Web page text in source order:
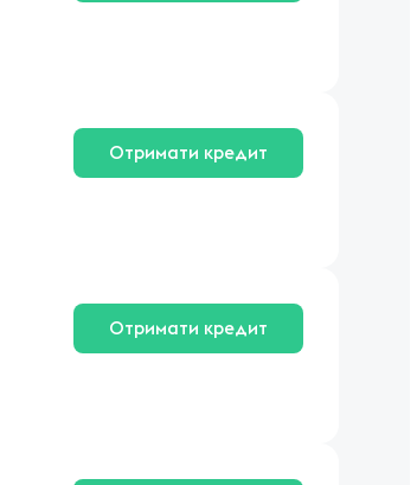
Отримати кредит
Отримати кредит